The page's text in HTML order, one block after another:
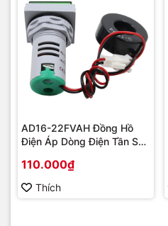
AD16-22FVAH Đồng Hồ
Điện Áp Dòng Điện Tần Số
110.000₫
Thích